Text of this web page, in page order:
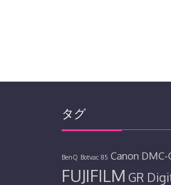
タグ
BenQ Botvac 85 Canon DMC-
FUJIFILM GR